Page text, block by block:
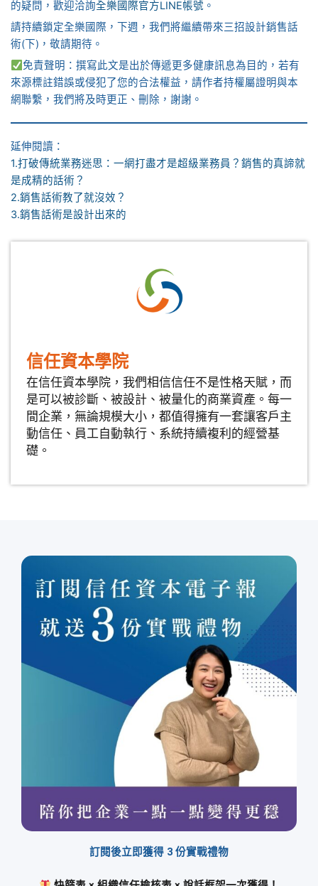
的疑問，歡迎洽詢全樂國際官方LINE帳號 。
請持續鎖定全樂國際，下週，我們將繼續帶來三招設計銷售話
術(下)，敬請期待。
免責聲明：撰寫此文是出於傳遞更多健康訊息為目的，若有
來源標註錯誤或侵犯了您的合法權益，請作者持權屬證明與本
網聯繫，我們將及時更正、刪除，謝謝。
延伸閱讀：
1.打破傳統業務迷思：一網打盡才是超級業務員？銷售的真諦就
是成精的話術？
2.銷售話術教了就沒效？
3.銷售話術是設計出來的
信任資本學院
在信任資本學院，我們相信信任不是性格天賦，而
是可以被診斷、被設計、被量化的商業資產。每一
間企業，無論規模大小，都值得擁有一套讓客戶主
動信任、員工自動執行、系統持續複利的經營基
礎。
訂閱後立即獲得 3 份實戰禮物